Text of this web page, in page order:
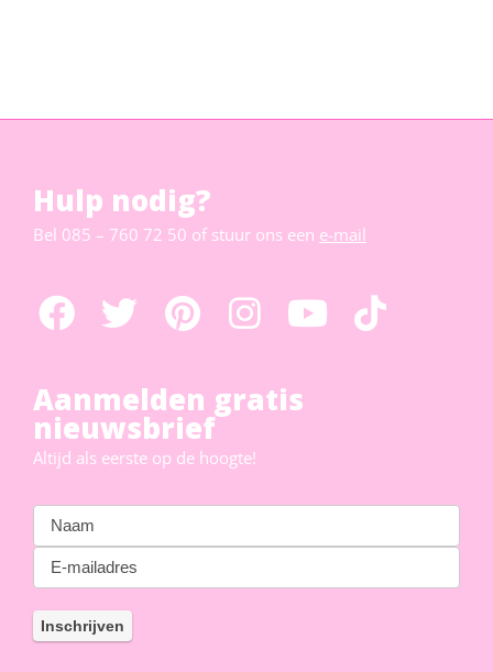
Hulp nodig?
Bel 085 – 760 72 50 of stuur ons een e-mail
Aanmelden gratis
nieuwsbrief
Altijd als eerste op de hoogte!